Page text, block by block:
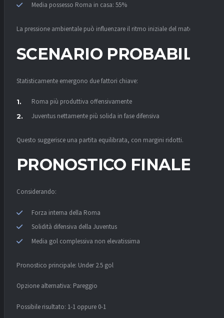
Media possesso Roma in casa: 55%
La pressione ambientale può influenzare il ritmo iniziale del match.
SCENARIO PROBABILE
Statisticamente emergono due fattori chiave:
Roma più produttiva offensivamente
Juventus nettamente più solida in fase difensiva
Questo suggerisce una partita equilibrata, con margini ridotti.
PRONOSTICO FINALE
Considerando:
Forza interna della Roma
Solidità difensiva della Juventus
Media gol complessiva non elevatissima
Pronostico principale: Under 2.5 gol
Opzione alternativa: Pareggio
Possibile risultato: 1-1 oppure 0-1